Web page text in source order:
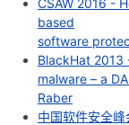
based
software
BlackHat 2013
malware – a
Raber
中国软件安全